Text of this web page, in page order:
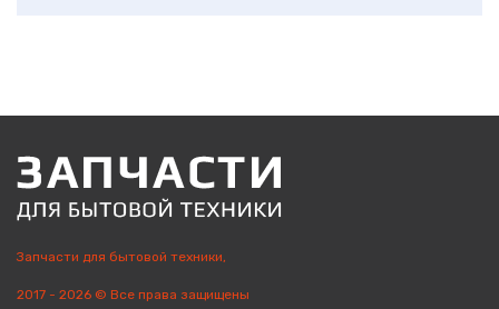
Запчасти для бытовой техники,
2017 - 2026 © Все права защищены